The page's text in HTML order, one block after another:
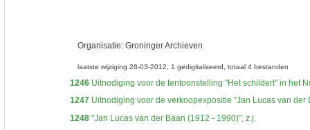
Organisatie: Groninger Archieven
laatste wijziging 28-03-2012 1 gedigitaliseerd totaal 4 bestanden
1246Uitnodiging voor de tentoonstelling "Het schildert" in het
1247Uitnodiging voor de verkoopexpositie "Jan Lucas van
1248"Jan Lucas van der Baan (1912 - 1990)", z.j.